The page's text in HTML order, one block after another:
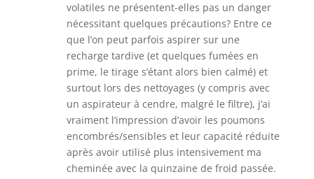
volatiles ne présentent-elles pas un danger
nécessitant quelques précautions? Entre ce
que l’on peut parfois aspirer sur une
recharge tardive (et quelques fumées en
prime, le tirage s’étant alors bien calmé) et
surtout lors des nettoyages (y compris avec
un aspirateur à cendre, malgré le filtre), j’ai
vraiment l’impression d’avoir les poumons
encombrés/sensibles et leur capacité réduite
après avoir utilisé plus intensivement ma
cheminée avec la quinzaine de froid passée.